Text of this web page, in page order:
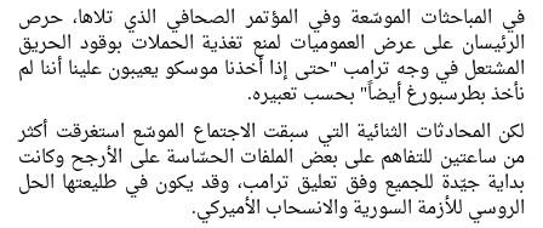
في المباحثات الموسّعة وفي المؤتمر الصحافي الذي تلاها، حرص
الرئيسان على عرض العموميات لمنع تغذية الحملات بوقود الحريق
المشتعل في وجه ترامب "حتى إذا أخذنا موسكو يعيبون علينا أننا لم
نأخذ بطرسبورغ أيضاً" بحسب تعبيره.
لكن المحادثات الثنائية التي سبقت الاجتماع الموسّع استغرقت أكثر
من ساعتين للتفاهم على بعض الملفات الحسّاسة على الأرجح وكانت
بداية جيّدة للجميع وفق تعليق ترامب، وقد يكون في طليعتها الحل
الروسي للأزمة السورية والانسحاب الأميركي.